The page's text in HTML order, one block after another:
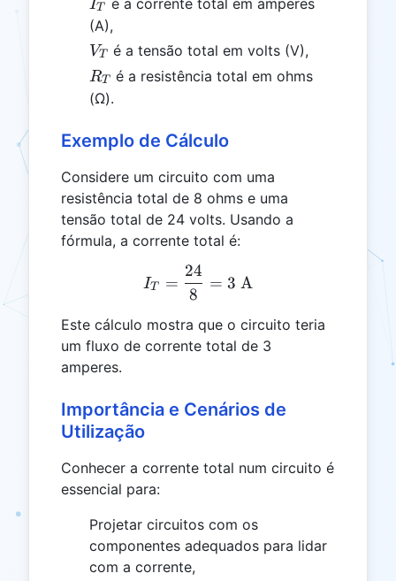
IT
(A),
V_T
VT é a tensão total em volts (V),
R_T
RT
é a resistência total em ohms
(Ω).
Exemplo de Cálculo
Considere um circuito com uma
resistência total de 8 ohms e uma
tensão total de 24 volts. Usando a
fórmula, a corrente total é:
I_T = \frac{24}{8} = 3
IT =
8
24
= 3 A
Este cálculo mostra que o circuito teria
um fluxo de corrente total de 3
amperes.
Importância e Cenários de
Utilização
Conhecer a corrente total num circuito é
essencial para:
Projetar circuitos com os
componentes adequados para lidar
com a corrente,